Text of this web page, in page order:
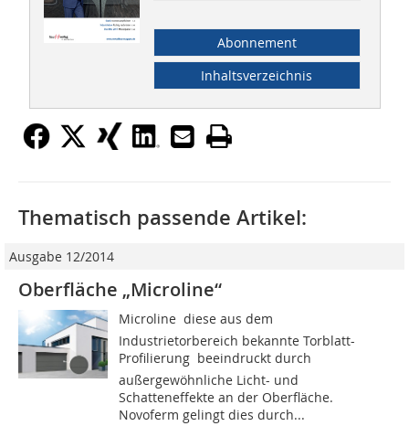
Abonnement
Inhaltsverzeichnis
Thematisch passende Artikel:
Ausgabe 12/2014
Oberfläche „Microline“
Microline  diese aus dem
Industrietorbereich bekannte Torblatt-
Profilierung  beeindruckt durch
außergewöhnliche Licht- und
Schatteneffekte an der Oberfläche.
Novoferm gelingt dies durch...